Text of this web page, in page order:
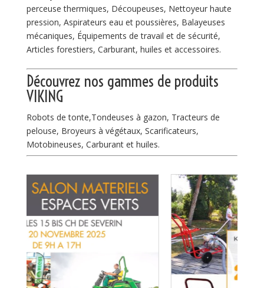
perceuse thermiques, Découpeuses, Nettoyeur haute
pression, Aspirateurs eau et poussières, Balayeuses
mécaniques, Équipements de travail et de sécurité,
Articles forestiers, Carburant, huiles et accessoires.
Découvrez nos gammes de produits
VIKING
Robots de tonte,Tondeuses à gazon, Tracteurs de
pelouse, Broyeurs à végétaux, Scarificateurs,
Motobineuses, Carburant et huiles.